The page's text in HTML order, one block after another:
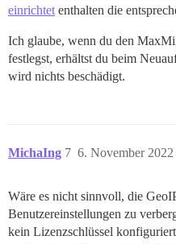
einrichtet enthalten die
Ich glaube, wenn du den
festlegst, erhältst du beim
wird nichts beschädigt.
MichaIng 6. November
7
Wäre es nicht sinnvoll, die
Benutzereinstellungen zu
kein Lizenzschlüssel